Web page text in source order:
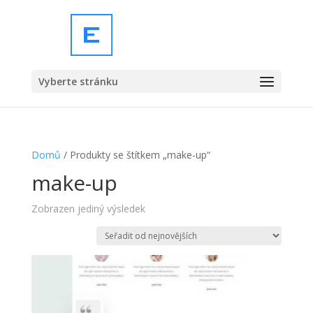
Vyberte stránku
Domů / Produkty se štítkem „make-up“
make-up
Zobrazen jediný výsledek